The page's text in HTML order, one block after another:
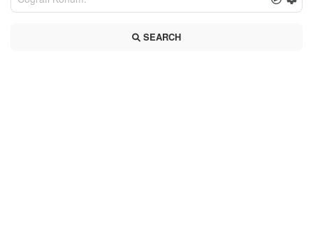
SEARCH